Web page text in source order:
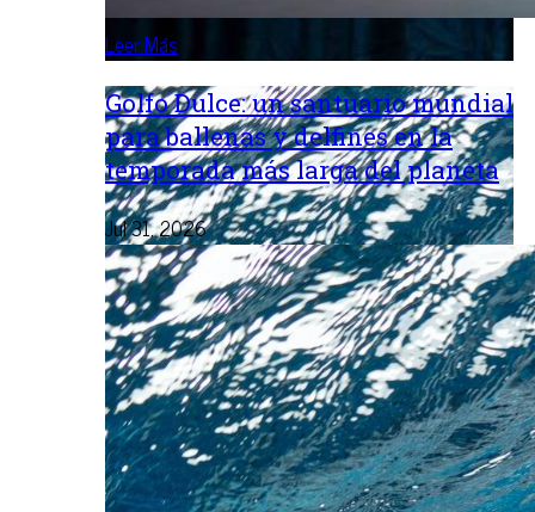
Leer Más
Golfo Dulce: un santuario mundial
para ballenas y delfines en la
temporada más larga del planeta
Jul 31, 2026